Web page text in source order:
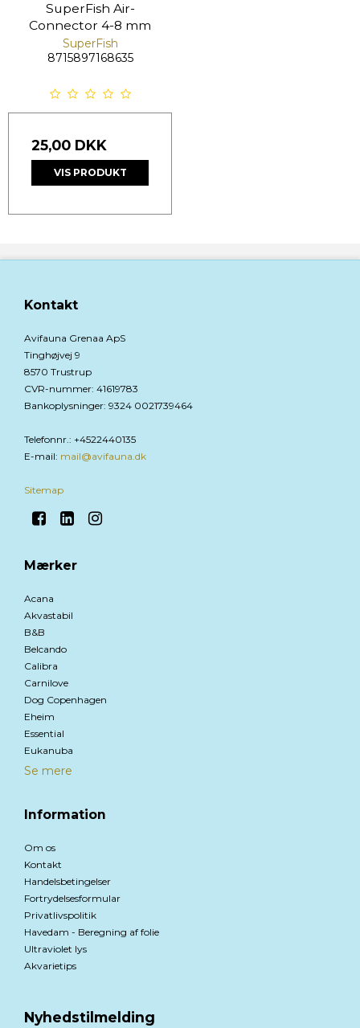
SuperFish Air-
Connector 4-8 mm
SuperFish
8715897168635
25,00 DKK
VIS PRODUKT
Kontakt
Avifauna Grenaa ApS
Tinghøjvej 9
8570 Trustrup
CVR-nummer: 41619783
Bankoplysninger: 9324 0021739464
Telefonnr.: +4522440135
E-mail: mail@avifauna.dk
Sitemap
Mærker
Acana
Akvastabil
B&B
Belcando
Calibra
Carnilove
Dog Copenhagen
Eheim
Essential
Eukanuba
Se mere
Information
Om os
Kontakt
Handelsbetingelser
Fortrydelsesformular
Privatlivspolitik
Havedam - Beregning af folie
Ultraviolet lys
Akvarietips
Nyhedstilmelding